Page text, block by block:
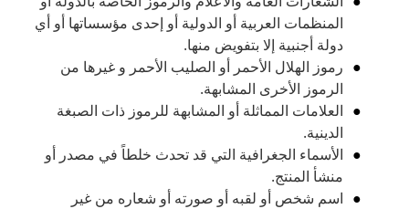
المنظمات العربية أو الدولية أو إحدى مؤسساتها أو أي
دولة أجنبية إلا بتفويض منها.
رموز الهلال الأحمر أو الصليب الأحمر و غيرها من
الرموز الأخرى المشابهة.
العلامات المماثلة أو المشابهة للرموز ذات الصبغة
الدينية.
الأسماء الجغرافية التي قد تحدث خلطاً في مصدر أو
منشأ المنتج.
اسم شخص أو لقبه أو صورته أو شعاره من غير